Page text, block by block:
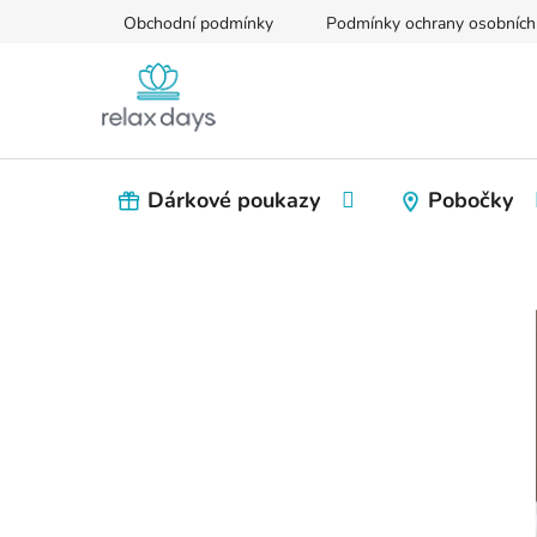
Obchodní podmínky Podmínky ochrany
Dárkové poukazy Pobočky